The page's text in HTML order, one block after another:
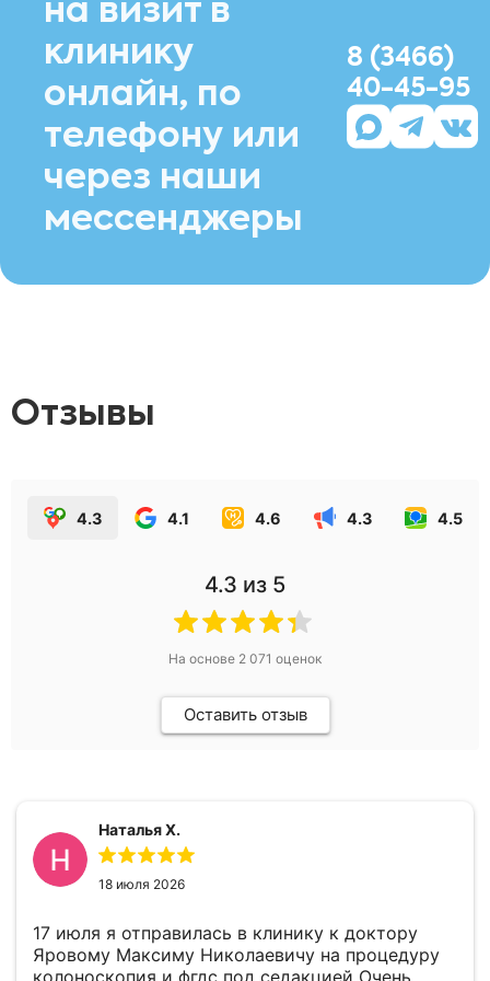
на визит в
клинику
онлайн, по
телефону или
через наши
мессенджеры
8 (3466)
40-45-95
Отзывы
4.3 4.1 4.6 4.3 4.5
4.3 из 5
На основе 2 071 оценок
Оставить отзыв
Наталья Х.
18 июля 2026
17 июля я отправилась в клинику к доктору
Яровому Максиму Николаевичу на процедуру
колоноскопия и фгдс под седакцией Очень